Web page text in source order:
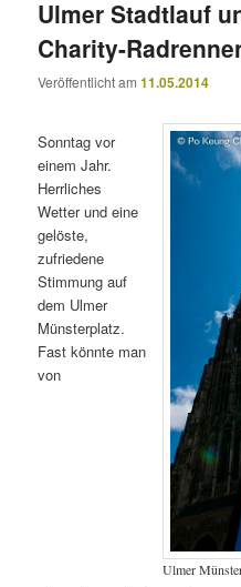
Ulmer Stadtlauf
Charity-
Veröffentlicht am11.05.2014
Ulmer
Sonntag vor
einem Jahr.
Herrliches
Wetter und eine
gelöste,
zufriedene
Stimmung auf
dem Ulmer
Münsterplatz.
Fast könnte man
von